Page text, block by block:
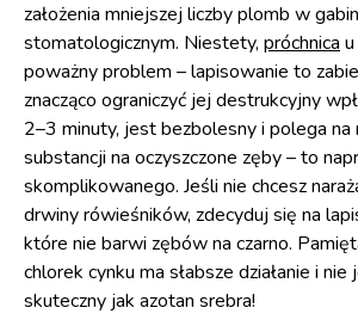
założenia mniejszej liczby plomb w
stomatologicznym. Niestety, próchnica
poważny problem – lapisowanie to
znacząco ograniczyć jej destrukcyjny
2–3 minuty, jest bezbolesny i polega na
substancji na oczyszczone zęby – to
skomplikowanego. Jeśli nie chcesz
drwiny rówieśników, zdecyduj się na
które nie barwi zębów na czarno.
chlorek cynku ma słabsze działanie i
skuteczny jak azotan srebra!